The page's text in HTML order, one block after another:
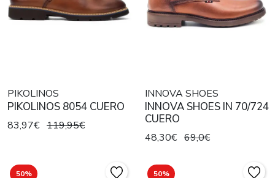
PIKOLINOS
PIKOLINOS 8054 CUERO
83,97€ 119,95€
INNOVA SHOES
INNOVA SHOES IN 70/724
CUERO
48,30€ 69,0€
50% 50%